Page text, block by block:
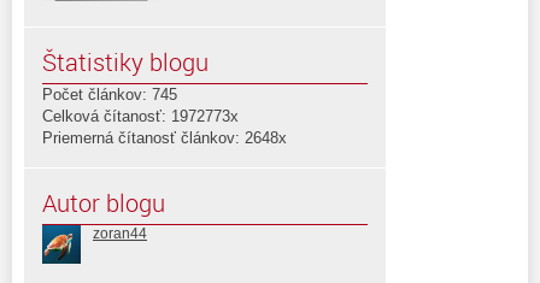
Štatistiky blogu
Počet článkov: 745
Celková čítanosť: 1972773x
Priemerná čítanosť článkov: 2648x
Autor blogu
zoran44